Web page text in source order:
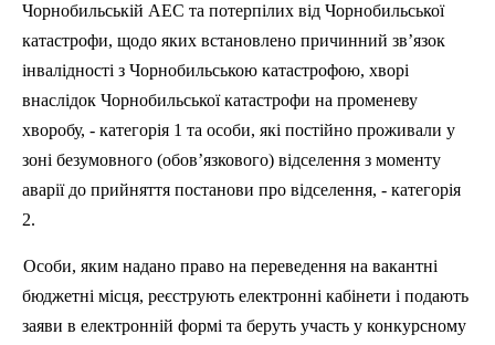
Чорнобильській АЕС та потерпілих від Чорнобильської
катастрофи, щодо яких встановлено причинний зв’язок
інвалідності з Чорнобильською катастрофою, хворі
внаслідок Чорнобильської катастрофи на променеву
хворобу, - категорія 1 та особи, які постійно проживали у
зоні безумовного (обов’язкового) відселення з моменту
аварії до прийняття постанови про відселення, - категорія
2.
Особи, яким надано право на переведення на вакантні
бюджетні місця, реєструють електронні кабінети і подають
заяви в електронній формі та беруть участь у конкурсному